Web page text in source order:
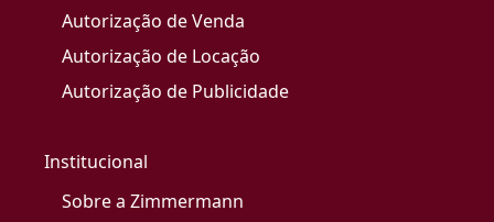
Autorização de Venda
Autorização de Locação
Autorização de Publicidade
Institucional
Sobre a Zimmermann